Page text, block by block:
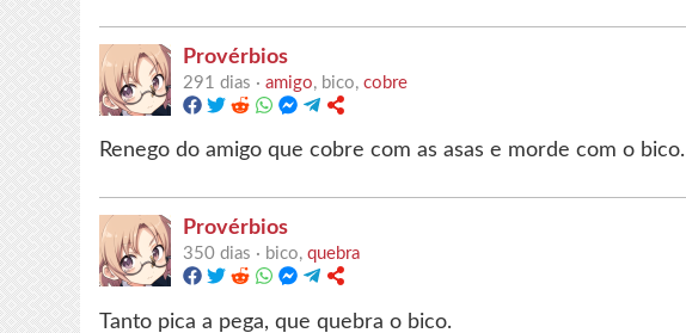
Provérbios
291 dias ·amigo, bico,cobre
Renego do amigo que cobre com as asas e morde com o bico.
Provérbios
350 dias · bico,quebra
Tanto pica a pega, que quebra o bico.